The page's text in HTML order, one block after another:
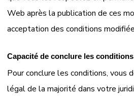
Web après la publication de ces
acceptation des conditions
Capacité de conclure les conditions
Pour conclure les conditions, vous
légal de la majorité dans votre